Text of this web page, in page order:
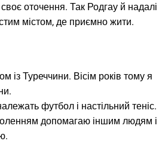
своє оточення. Так Родгау й надалі
містом, де приємно жити.
із Туреччини. Вісім років тому я
футбол і настільний теніс.
допомагаю іншим людям і